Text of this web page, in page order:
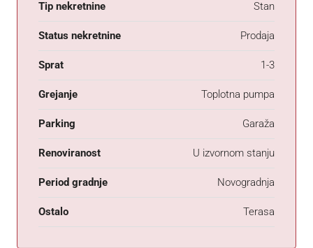
Tip nekretnine Stan
Status nekretnine Prodaja
Sprat 1-3
Grejanje Toplotna pumpa
Parking Garaža
Renoviranost U izvornom stanju
Period gradnje Novogradnja
Ostalo Terasa